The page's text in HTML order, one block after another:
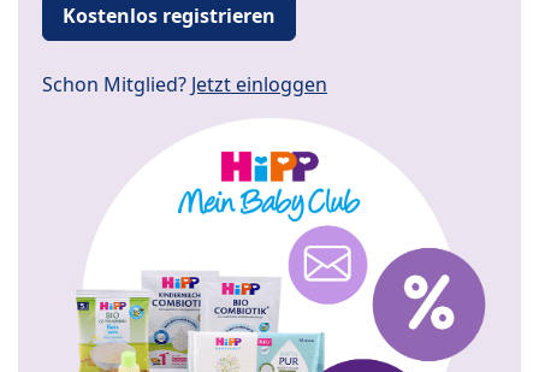
Kostenlos registrieren
Schon Mitglied? Jetzt einloggen